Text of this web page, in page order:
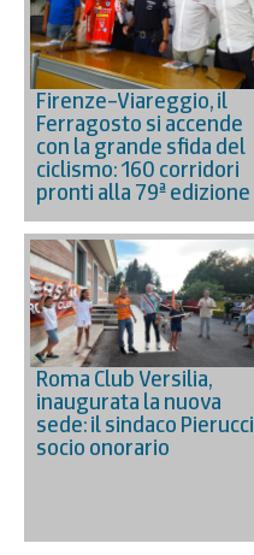
Firenze–Viareggio, il
Ferragosto si accende
con la grande sfida del
ciclismo: 160 corridori
pronti alla 79ª edizione
Roma Club Versilia,
inaugurata la nuova
sede: il sindaco Pierucci
socio onorario